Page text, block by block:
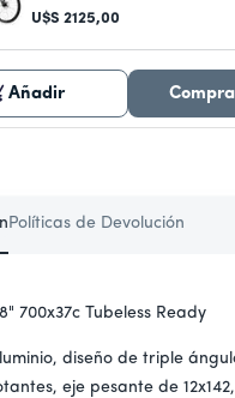
U$S 2125,00
Añadir
Políticas de Devolución
700x37c Tubeless Ready
diseño de triple
eje pesante de